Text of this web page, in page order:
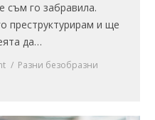
съм го забравила.
преструктурирам и ще
да…
Разни безобразни